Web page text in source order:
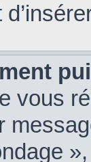
vous